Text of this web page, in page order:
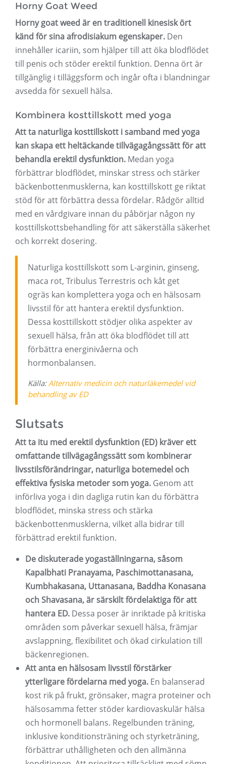
Horny Goat Weed
Horny goat weed är en traditionell kinesisk ört
känd för sina afrodisiakum egenskaper. Den
innehåller icariin, som hjälper till att öka blodflödet
till penis och stöder erektil funktion. Denna ört är
tillgänglig i tilläggsform och ingår ofta i blandningar
avsedda för sexuell hälsa.
Kombinera kosttillskott med yoga
Att ta naturliga kosttillskott i samband med yoga
kan skapa ett heltäckande tillvägagångssätt för att
behandla erektil dysfunktion. Medan yoga
förbättrar blodflödet, minskar stress och stärker
bäckenbottenmusklerna, kan kosttillskott ge riktat
stöd för att förbättra dessa fördelar. Rådgör alltid
med en vårdgivare innan du påbörjar någon ny
kosttillskottsbehandling för att säkerställa säkerhet
och korrekt dosering.
Naturliga kosttillskott som L-arginin, ginseng,
maca rot, Tribulus Terrestris och kåt get
ogräs kan komplettera yoga och en hälsosam
livsstil för att hantera erektil dysfunktion.
Dessa kosttillskott stödjer olika aspekter av
sexuell hälsa, från att öka blodflödet till att
förbättra energinivåerna och
hormonbalansen.
Källa:Alternativ medicin och naturläkemedel vid
behandling av ED
Slutsats
Att ta itu med erektil dysfunktion (ED) kräver ett
omfattande tillvägagångssätt som kombinerar
livsstilsförändringar, naturliga botemedel och
effektiva fysiska metoder som yoga. Genom att
införliva yoga i din dagliga rutin kan du förbättra
blodflödet, minska stress och stärka
bäckenbottenmusklerna, vilket alla bidrar till
förbättrad erektil funktion.
De diskuterade yogaställningarna, såsom
Kapalbhati Pranayama, Paschimottanasana,
Kumbhakasana, Uttanasana, Baddha Konasana
och Shavasana, är särskilt fördelaktiga för att
hantera ED. Dessa poser är inriktade på kritiska
områden som påverkar sexuell hälsa, främjar
avslappning, flexibilitet och ökad cirkulation till
bäckenregionen.
Att anta en hälsosam livsstil förstärker
ytterligare fördelarna med yoga. En balanserad
kost rik på frukt, grönsaker, magra proteiner och
hälsosamma fetter stöder kardiovaskulär hälsa
och hormonell balans. Regelbunden träning,
inklusive konditionsträning och styrketräning,
förbättrar uthålligheten och den allmänna